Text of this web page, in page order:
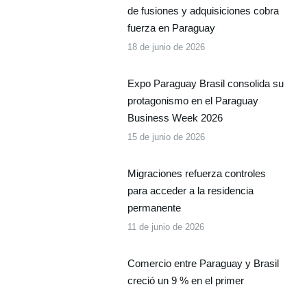
de fusiones y adquisiciones cobra
fuerza en Paraguay
18 de junio de 2026
Expo Paraguay Brasil consolida su
protagonismo en el Paraguay
Business Week 2026
15 de junio de 2026
Migraciones refuerza controles
para acceder a la residencia
permanente
11 de junio de 2026
Comercio entre Paraguay y Brasil
creció un 9 % en el primer